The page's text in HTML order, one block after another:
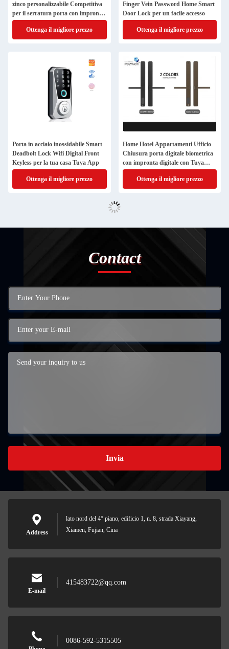
zinco personalizzabile Competitiva
per il serratura porta con impronte
digitali abilitata Wifi
Ottenga il migliore prezzo
Finger Vein Password Home Smart
Door Lock per un facile accesso
Ottenga il migliore prezzo
Porta in acciaio inossidabile Smart
Deadbolt Lock Wifi Digital Front
Keyless per la tua casa Tuya App
Ottenga il migliore prezzo
Home Hotel Appartamenti Ufficio
Chiusura porta digitale biometrica
con impronta digitale con Tuya
APP
Ottenga il migliore prezzo
Contact
Invia
Address
lato nord del 4° piano, edificio 1, n. 8, strada Xiayang,
Xiamen, Fujian, Cina
E-mail
415483722@qq.com
0086-592-5315505